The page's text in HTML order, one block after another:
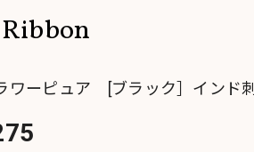
ワーピュア [ブラック］インド